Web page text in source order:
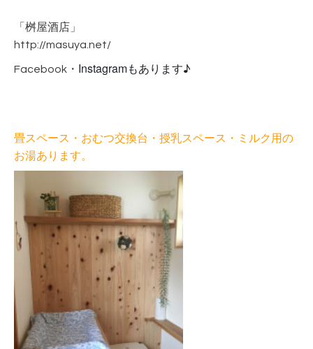
「桝屋酒店」
http://masuya.net/
Facebook・ Instagramもあります♪
畳スペース・おむつ交換台・授乳スペース・
ミルク用の
お湯あります。